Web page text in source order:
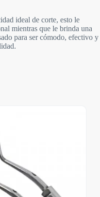
ideal de corte, esto le
mientras que le brinda una
para ser cómodo, efectivo y